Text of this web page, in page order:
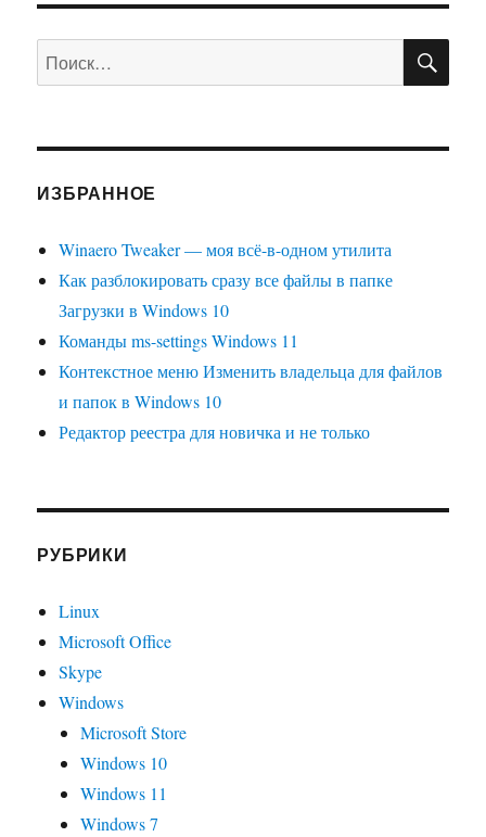
Искать:
ИЗБРАННОЕ
Winaero Tweaker — моя всё-в-одном утилита
Как разблокировать сразу все файлы в папке
Загрузки в Windows 10
Команды ms-settings Windows 11
Контекстное меню Изменить владельца для файлов
и папок в Windows 10
Редактор реестра для новичка и не только
РУБРИКИ
Linux
Microsoft Office
Skype
Windows
Microsoft Store
Windows 10
Windows 11
Windows 7